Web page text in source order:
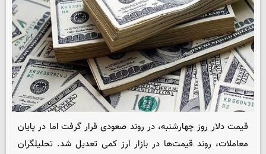
قیمت دلار روز چهارشنبه، در روند صعودی قرار گرفت اما در پایان
معاملات، روند قیمت‌ها در بازار ارز کمی تعدیل شد. تحلیلگران